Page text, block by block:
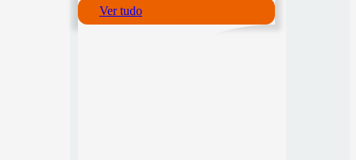
Ver tudo